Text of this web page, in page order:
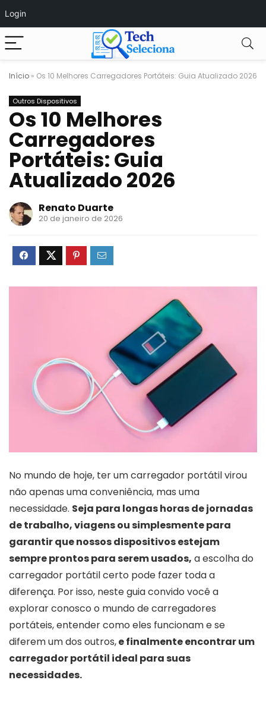
Login
Início » Os 10 Melhores Carregadores Portáteis: Guia Atualizado 2026
Outros Dispositivos
Os 10 Melhores
Carregadores
Portáteis: Guia
Atualizado 2026
Renato Duarte
20 de janeiro de 2026
No mundo de hoje, ter um carregador portátil virou
não apenas uma conveniência, mas uma
necessidade. Seja para longas horas de jornadas
de trabalho, viagens ou simplesmente para
garantir que nossos dispositivos estejam
sempre prontos para serem usados, a escolha do
carregador portátil certo pode fazer toda a
diferença. Por isso, neste guia convido você a
explorar conosco o mundo de carregadores
portáteis, entender como eles funcionam e se
diferem um dos outros,e finalmente encontrar um
carregador portátil ideal para suas
necessidades.